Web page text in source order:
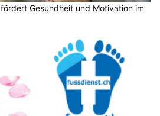
Gesundheit und Motivation im